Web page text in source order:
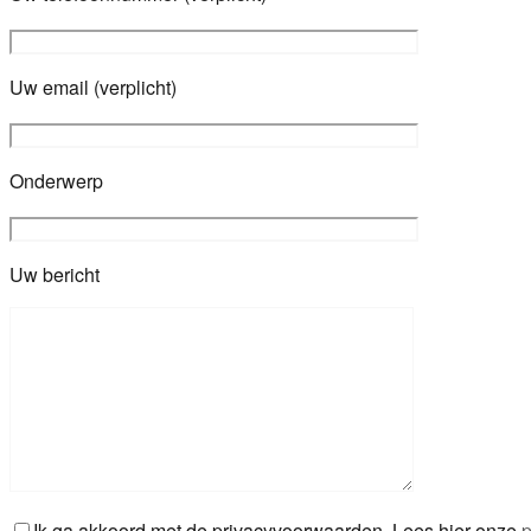
Uw email (verplicht)
Onderwerp
Uw bericht